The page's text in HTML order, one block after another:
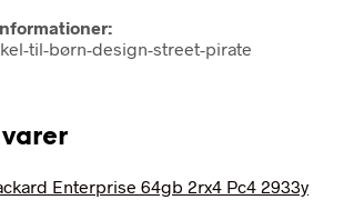
til-børn-design-street-pirate